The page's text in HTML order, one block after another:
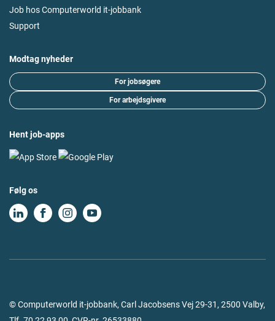
Job hos Computerworld it-jobbank
Support
Modtag nyheder
For jobsøgere
For arbejdsgivere
Hent job-apps
Følg os
© Computerworld it-jobbank, Carl Jacobsens Vej 29-31, 2500 Valby,